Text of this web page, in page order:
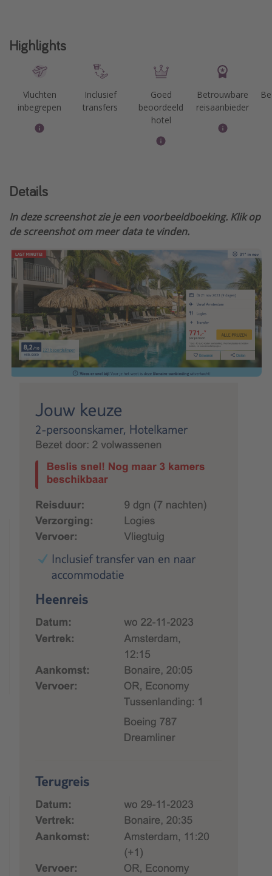
Highlights
Vluchten
inbegrepen
Inclusief
transfers
Goed
beoordeeld
hotel
Betrouwbare
reisaanbieder
Details
In deze screenshot zie je een voorbeeldboeking. Klik op
de screenshot om meer data te vinden.